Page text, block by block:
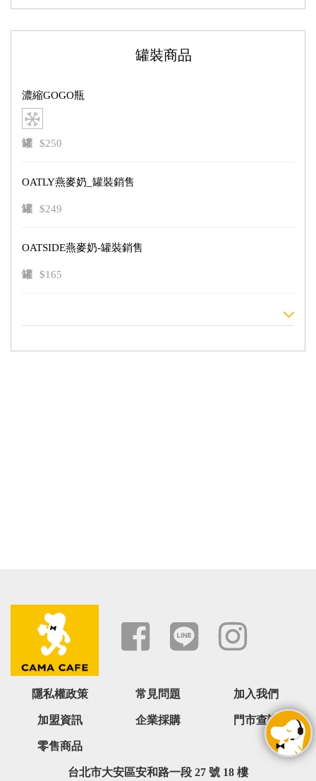
罐裝商品
濃縮GOGO瓶
罐 $250
OATLY燕麥奶_罐裝銷售
罐 $249
OATSIDE燕麥奶-罐裝銷售
罐 $165
台北市大安區安和路一段 27 號 18 樓
隱私權政策 常見問題 加入我們
加盟資訊 企業採購 門市查詢
零售商品